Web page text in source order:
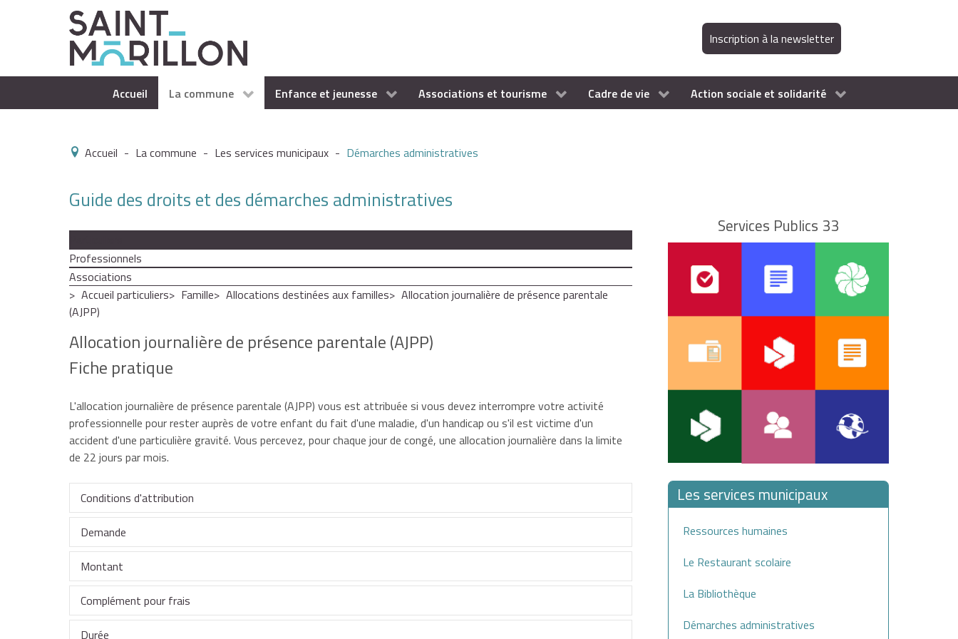
Inscription à la newsletter
Accueil La commune Enfance et jeunesse Associations et tourisme Cadre de vie Action sociale et solidarité
Accueil - La commune - Les services municipaux - Démarches administratives
Guide des droits et des démarches administratives
Professionnels
Associations
Accueil particuliers
Famille Allocations destinées aux familles
Allocation journalière de présence parentale
(AJPP)
Allocation journalière de présence parentale (AJPP)
Fiche pratique
L'allocation journalière de présence parentale (AJPP) vous est attribuée si vous devez interrompre votre activité
professionnelle pour rester auprès de votre enfant du fait d'une maladie, d'un handicap ou s'il est victime d'un
accident d'une particulière gravité. Vous percevez, pour chaque jour de congé, une allocation journalière dans la limite
de 22 jours par mois.
Conditions d'attribution
Vous devez justifier d'uncongé de présence parentaleauprès de votre employeur.
Vous pouvez obtenir l'AJPP :
si vous êtes salarié du secteur privé ou agent du secteur public,
Demande
Cas général (Caf) Régime agricole (MSA)
Montant
Vous vivez en couple
Le montant quotidien s'élève à 43,01 €.
Complément pour frais
Durée
Services Publics 33
Les services municipaux
Ressources humaines
Le Restaurant scolaire
La Bibliothèque
Démarches administratives